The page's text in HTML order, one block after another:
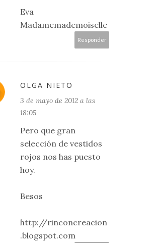
Eva
Madamemademoiselle
Responder
OLGA NIETO
3 de mayo de 2012 a las
18:05
Pero que gran
selección de vestidos
rojos nos has puesto
hoy.
Besos
http://rinconcreacion
.blogspot.com